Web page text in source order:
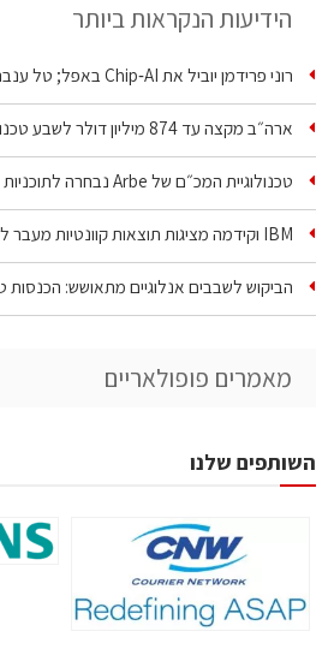
הידיעות הנקראות ביותר
רוני פרידמן יוביל את Chip‑AI באפל; טל ענבר ינהל את…
ארה״ב מקצה עד 874 מיליון דולר לשבע טכנולוגיות שבבים…
טכנולוגיית המכ״ם של Arbe נבחרה לתוכניות אזרחיות וביטחוניות
IBM וקידמה מציגות תוצאות קוונטיות מעבר ליכולת…
הביקוש לשבבים אנלוגיים מתאושש:
מאמרים פופולאריים
השותפים שלנו